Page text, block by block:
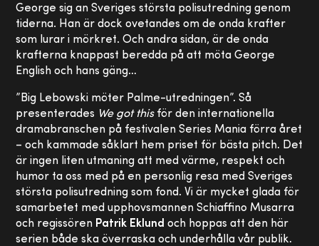
George sig an Sveriges största polisutredning genom
tiderna. Han är dock ovetandes om de onda krafter
som lurar i mörkret. Och andra sidan, är de onda
krafterna knappast beredda på att möta George
English och hans gäng…
”Big Lebowski möter Palme-utredningen”. Så
presenterades We got thisför den internationella
dramabranschen på festivalen Series Mania förra året
– och kammade såklart hem priset för bästa pitch. Det
är ingen liten utmaning att med värme, respekt och
humor ta oss med på en personlig resa med Sveriges
största polisutredning som fond. Vi är mycket glada för
samarbetet med upphovsmannen Schiaffino Musarra
och regissören Patrik Eklund och hoppas att den här
serien både ska överraska och underhålla vår publik.